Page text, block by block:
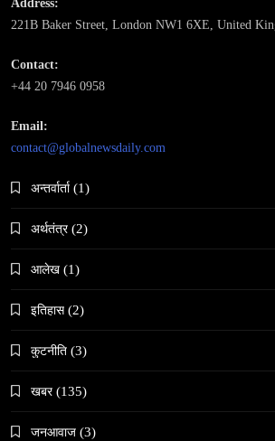
समाज
महाकुम्भ मेलामा भाइरल भएकी युवती
भारतको इतिहासमा पहिलोपटक मृत्यु
March 13, 2026
Address:
221B Baker Street, London NW1 6XE, United
Contact:
+44 20 7946 0958
Email:
contact@globalnewsdaily.com
अन्तर्वार्ता (1)
अर्थतंत्र (2)
आलेख (1)
इतिहास (2)
कुटनीति (3)
खबर (135)
जनआवाज (3)